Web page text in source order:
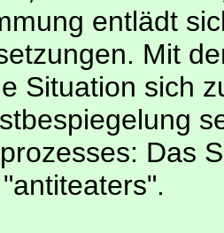
entlädt
Mit
Situation sich
Das